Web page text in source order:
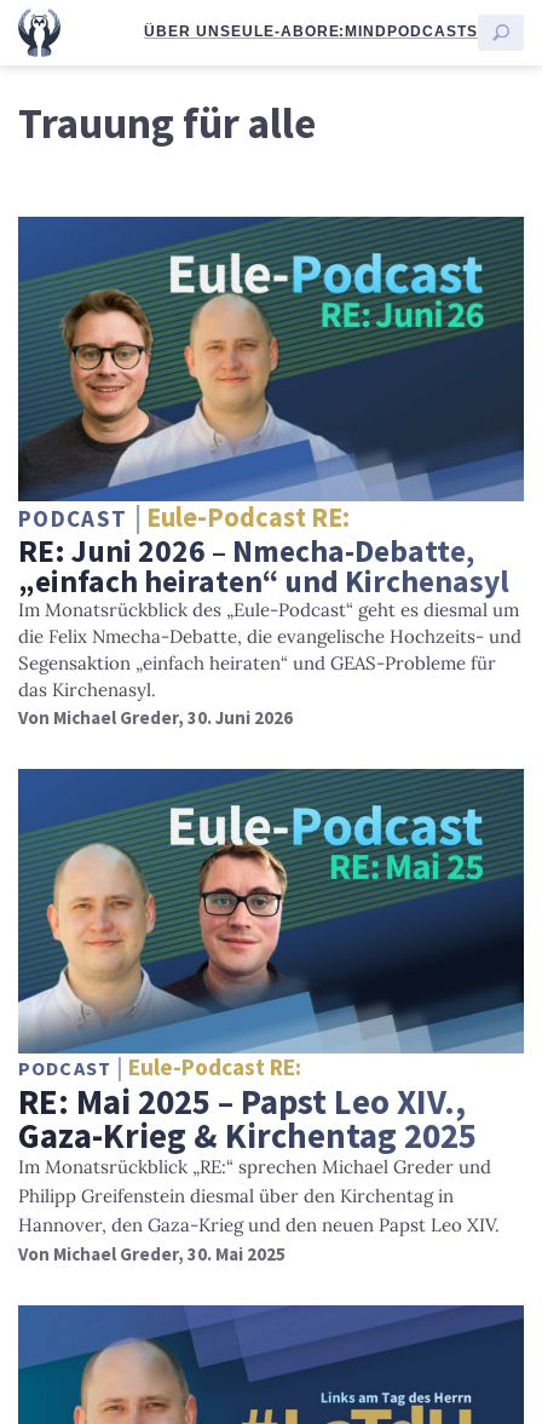
ÜBER UNSEULE-ABORE:MINDPODCASTS
Trauung für alle
PODCAST Eule-Podcast RE:
RE: Juni 2026 – Nmecha-Debatte,
„einfach heiraten“ und Kirchenasyl
Im Monatsrückblick des „Eule-Podcast“ geht es diesmal um
die Felix Nmecha-Debatte, die evangelische Hochzeits- und
Segensaktion „einfach heiraten“ und GEAS-Probleme für
das Kirchenasyl.
Von Michael Greder, 30. Juni 2026
PODCAST Eule-Podcast RE:
RE: Mai 2025 – Papst Leo XIV.,
Gaza-Krieg & Kirchentag 2025
Im Monatsrückblick „RE:“ sprechen Michael Greder und
Philipp Greifenstein diesmal über den Kirchentag in
Hannover, den Gaza-Krieg und den neuen Papst Leo XIV.
Von Michael Greder, 30. Mai 2025